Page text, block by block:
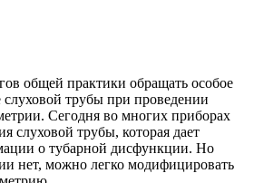
общей практики обращать особое
трубы при проведении
Сегодня во многих приборах
слуховой трубы, которая дает
о тубарной дисфункции. Но
нет, можно легко модифицировать